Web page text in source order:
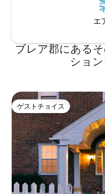
エ
ブレア郡にある
ショ
ゲストチョイス
ゲストチョイス